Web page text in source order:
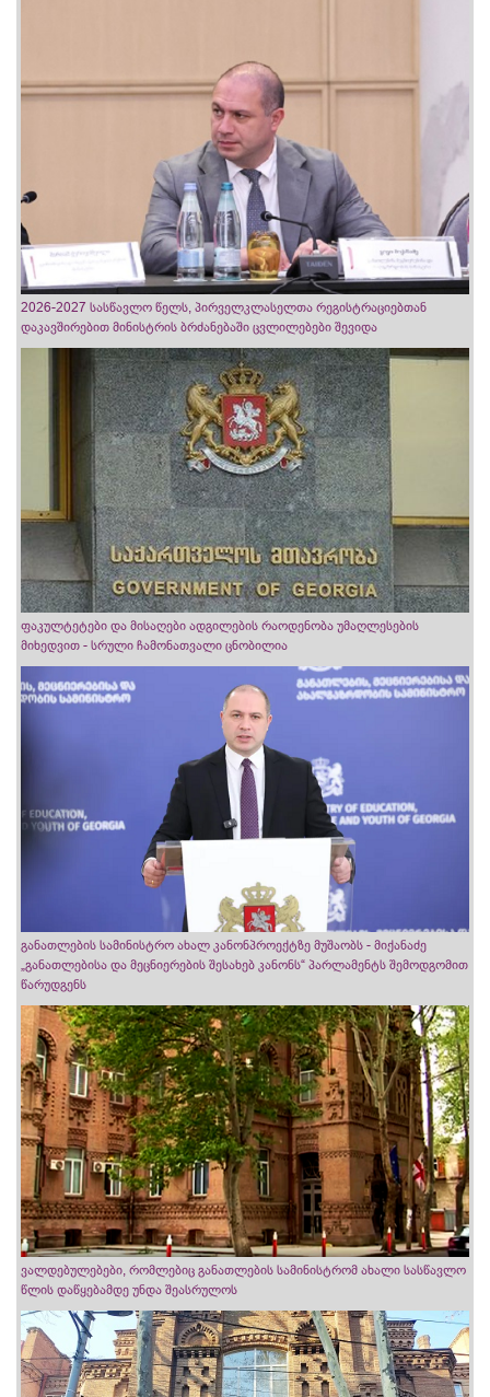
2026-2027 სასწავლო წელს, პირველკლასელთა რეგისტრაციებთან
დაკავშირებით მინისტრის ბრძანებაში ცვლილებები შევიდა
ფაკულტეტები და მისაღები ადგილების რაოდენობა უმაღლესების
მიხედვით - სრული ჩამონათვალი ცნობილია
განათლების სამინისტრო ახალ კანონპროექტზე მუშაობს - მიქანაძე
„განათლებისა და მეცნიერების შესახებ კანონს“ პარლამენტს შემოდგომით
წარუდგენს
ვალდებულებები, რომლებიც განათლების სამინისტრომ ახალი სასწავლო
წლის დაწყებამდე უნდა შეასრულოს